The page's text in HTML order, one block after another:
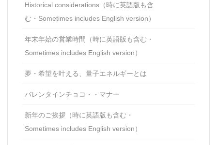
Historical considerations（時に英語版も含
む・Sometimes includes English version）
年末年始の営業時間（時に英語版も含む・
Sometimes includes English version）
夢・希望を叶える、量子エネルギーとは
バレンタインチョコ・・マナー
新年のご挨拶（時に英語版も含む・
Sometimes includes English version）